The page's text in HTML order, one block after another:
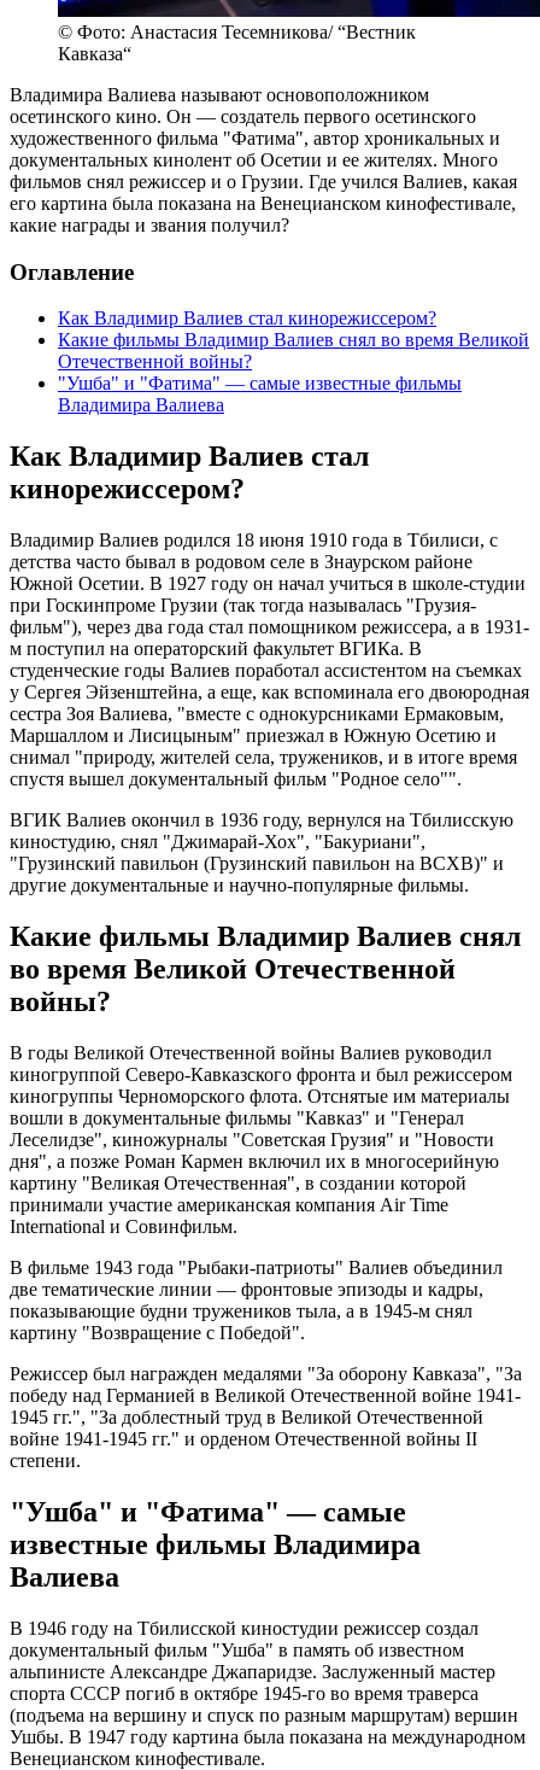
© Фото: Анастасия Тесемникова/ “Вестник
Кавказа“
Владимира Валиева называют основоположником
осетинского кино. Он — создатель первого осетинского
художественного фильма "Фатима", автор хроникальных и
документальных кинолент об Осетии и ее жителях. Много
фильмов снял режиссер и о Грузии. Где учился Валиев, какая
его картина была показана на Венецианском кинофестивале,
какие награды и звания получил?
Оглавление
Как Владимир Валиев стал кинорежиссером?
Какие фильмы Владимир Валиев снял во время Великой
Отечественной войны?
"Ушба" и "Фатима" — самые известные фильмы
Владимира Валиева
Как Владимир Валиев стал
кинорежиссером?
Владимир Валиев родился 18 июня 1910 года в Тбилиси, с
детства часто бывал в родовом селе в Знаурском районе
Южной Осетии. В 1927 году он начал учиться в школе-студии
при Госкинпроме Грузии (так тогда называлась "Грузия-
фильм"), через два года стал помощником режиссера, а в 1931-
м поступил на операторский факультет ВГИКа. В
студенческие годы Валиев поработал ассистентом на съемках
у Сергея Эйзенштейна, а еще, как вспоминала его двоюродная
сестра Зоя Валиева, "вместе с однокурсниками Ермаковым,
Маршаллом и Лисицыным" приезжал в Южную Осетию и
снимал "природу, жителей села, тружеников, и в итоге время
спустя вышел документальный фильм "Родное село"".
ВГИК Валиев окончил в 1936 году, вернулся на Тбилисскую
киностудию, снял "Джимарай-Хох", "Бакуриани",
"Грузинский павильон (Грузинский павильон на ВСХВ)" и
другие документальные и научно-популярные фильмы.
Какие фильмы Владимир Валиев снял
во время Великой Отечественной
войны?
В годы Великой Отечественной войны Валиев руководил
киногруппой Северо-Кавказского фронта и был режиссером
киногруппы Черноморского флота. Отснятые им материалы
вошли в документальные фильмы "Кавказ" и "Генерал
Леселидзе", киножурналы "Советская Грузия" и "Новости
дня", а позже Роман Кармен включил их в многосерийную
картину "Великая Отечественная", в создании которой
принимали участие американская компания Air Time
International и Совинфильм.
В фильме 1943 года "Рыбаки-патриоты" Валиев объединил
две тематические линии — фронтовые эпизоды и кадры,
показывающие будни тружеников тыла, а в 1945-м снял
картину "Возвращение с Победой".
Режиссер был награжден медалями "За оборону Кавказа", "За
победу над Германией в Великой Отечественной войне 1941-
1945 гг.", "За доблестный труд в Великой Отечественной
войне 1941-1945 гг." и орденом Отечественной войны II
степени.
"Ушба" и "Фатима" — самые
известные фильмы Владимира
Валиева
В 1946 году на Тбилисской киностудии режиссер создал
документальный фильм "Ушба" в память об известном
альпинисте Александре Джапаридзе. Заслуженный мастер
спорта СССР погиб в октябре 1945-го во время траверса
(подъема на вершину и спуск по разным маршрутам) вершин
Ушбы. В 1947 году картина была показана на международном
Венецианском кинофестивале.